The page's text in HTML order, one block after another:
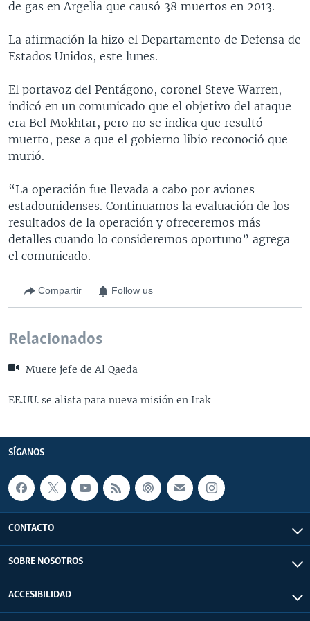
de gas en Argelia que causó 38 muertos en 2013.
La afirmación la hizo el Departamento de Defensa de
Estados Unidos, este lunes.
El portavoz del Pentágono, coronel Steve Warren,
indicó en un comunicado que el objetivo del ataque
era Bel Mokhtar, pero no se indica que resultó
muerto, pese a que el gobierno libio reconoció que
murió.
“La operación fue llevada a cabo por aviones
estadounidenses. Continuamos la evaluación de los
resultados de la operación y ofreceremos más
detalles cuando lo consideremos oportuno” agrega
el comunicado.
Compartir Follow us
Relacionados
Muere jefe de Al Qaeda
EE.UU. se alista para nueva misión en Irak
SÍGANOS
CONTACTO
SOBRE NOSOTROS
ACCESIBILIDAD